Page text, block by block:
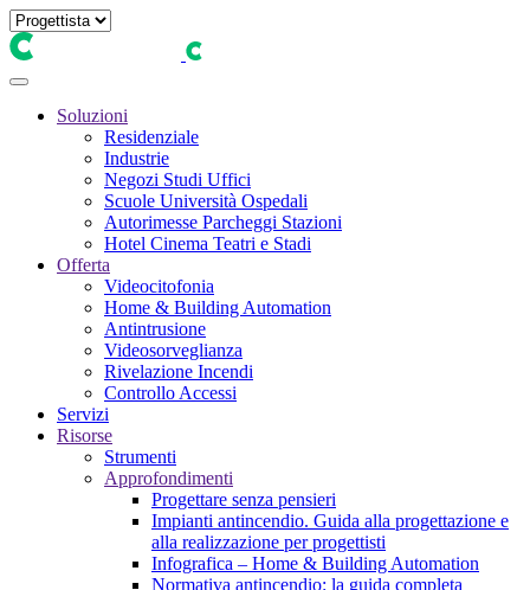
Soluzioni
Residenziale
Industrie
Negozi Studi Uffici
Scuole Università Ospedali
Autorimesse Parcheggi Stazioni
Hotel Cinema Teatri e Stadi
Offerta
Videocitofonia
Home & Building Automation
Antintrusione
Videosorveglianza
Rivelazione Incendi
Controllo Accessi
Servizi
Risorse
Strumenti
Approfondimenti
Progettare senza pensieri
Impianti antincendio. Guida alla progettazione e
alla realizzazione per progettisti
Infografica – Home & Building Automation
Normativa antincendio: la guida completa